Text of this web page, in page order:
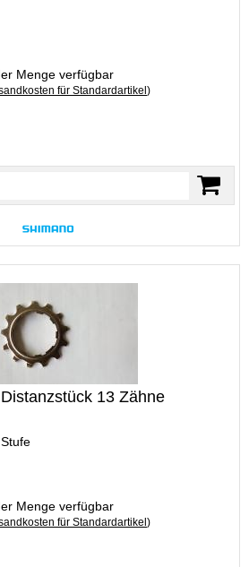
Menge verfügbar
für Standardartikel )
13 Zähne
Menge verfügbar
für Standardartikel )